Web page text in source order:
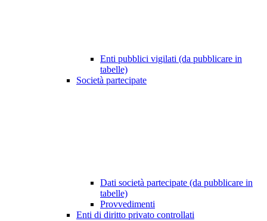
Enti pubblici vigilati (da pubblicare in
tabelle)
Società partecipate
Dati società partecipate (da pubblicare in
tabelle)
Provvedimenti
Enti di diritto privato controllati